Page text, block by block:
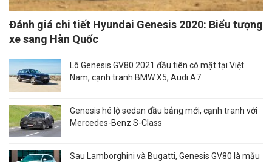
Đánh giá chi tiết Hyundai Genesis 2020: Biểu tượng
xe sang Hàn Quốc
Lô Genesis GV80 2021 đầu tiên có mặt tại Việt
Nam, cạnh tranh BMW X5, Audi A7
Genesis hé lộ sedan đầu bảng mới, cạnh tranh với
Mercedes-Benz S-Class
Sau Lamborghini và Bugatti, Genesis GV80 là mẫu